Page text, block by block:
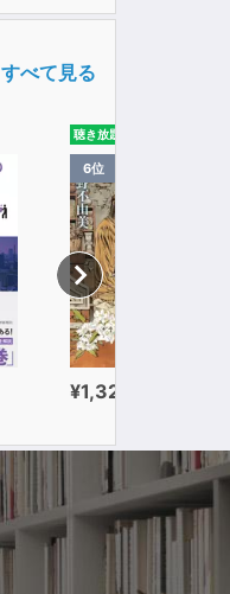
すべて見る
聴き放題
6位
¥1,320